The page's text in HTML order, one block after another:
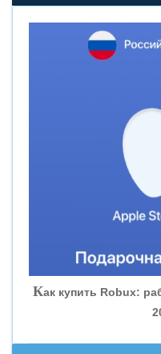
«НОВИКОМБАНК»
«ВНЕШПРОМБАНК»
«БАНК ГЛОБЭКС»
«СОВКОМБАНК»
Как купить Robux: